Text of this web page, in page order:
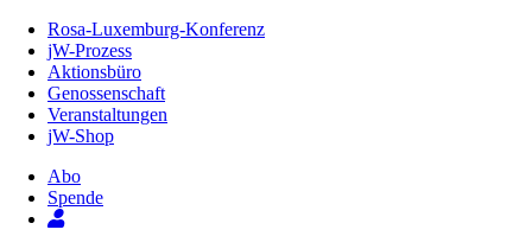
Inhalt
Seite
Rosa-Luxemburg-Konferenz
jW-Prozess
Aktionsbüro
Genossenschaft
Veranstaltungen
jW-Shop
Abo
Spende